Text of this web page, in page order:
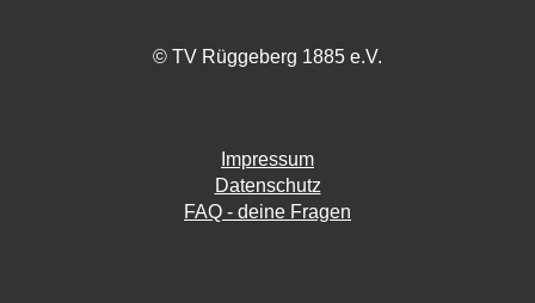
© TV Rüggeberg 1885 e.V.
Impressum
Datenschutz
FAQ - deine Fragen